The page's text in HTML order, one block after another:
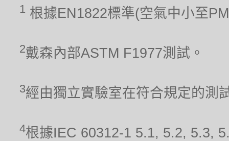
1 根據EN1822標準(空氣中小至
2戴森內部ASTM F1977測試。
3經由獨立實驗室在符合規定的測
4根據IEC 60312-1 5.1, 5.2, 5.3,